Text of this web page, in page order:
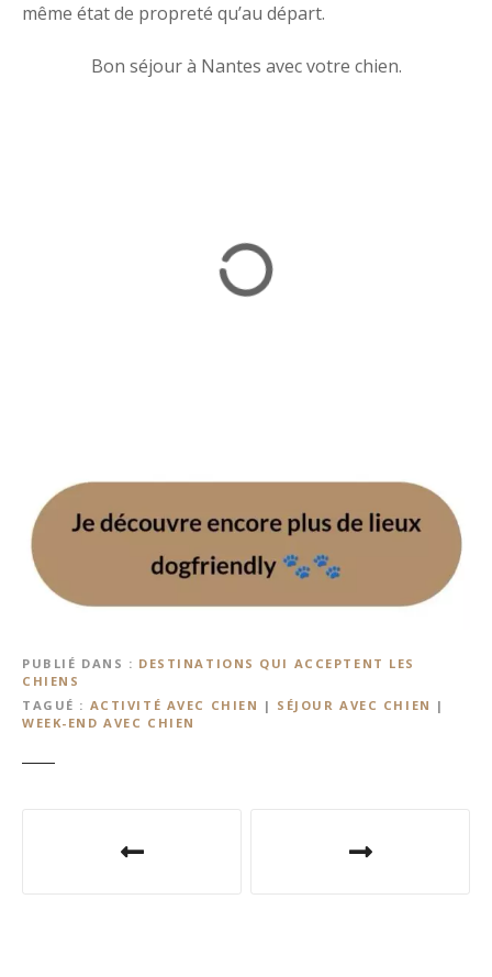
même état de propreté qu’au départ.
Bon séjour à Nantes avec votre chien.
PUBLIÉ DANS
DESTINATIONS QUI ACCEPTENT LES
CHIENS
TAGUÉ
ACTIVITÉ AVEC CHIEN | SÉJOUR AVEC CHIEN |
WEEK-END AVEC CHIEN